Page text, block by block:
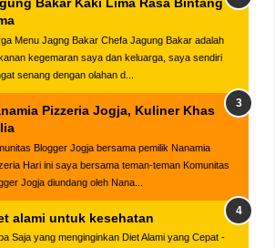
Menu Jagng Bakar Chefa Jagung Bakar adalah
kegemaran saya dan keluarga, saya sendiri
senang dengan olahan d...
Pizzeria Jogja, Kuliner Khas
Blogger Jogja bersama pemilik Nanamia
Hari ini saya bersama teman-teman Komunitas
Jogja diundang oleh Nana...
alami untuk kesehatan
Saja yang menginginkan Diet Alami yang Cepat -